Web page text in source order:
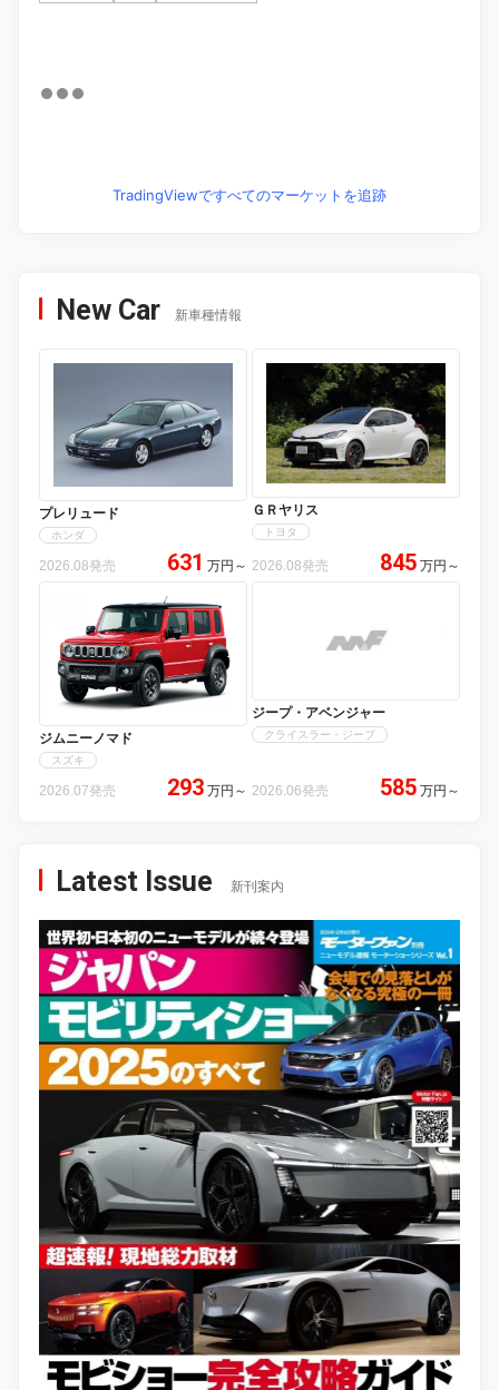
TradingViewですべてのマーケットを追跡
New Car 新車種情報
プレリュード
ホンダ
2026.08発売 631 万円 ～
ＧＲヤリス
トヨタ
2026.08発売 845 万円 ～
ジムニーノマド
スズキ
2026.07発売 293 万円 ～
ジープ・アベンジャー
クライスラー・ジープ
2026.06発売 585 万円 ～
Latest Issue 新刊案内